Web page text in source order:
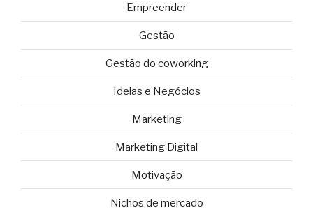
Empreender
Gestão
Gestão do coworking
Ideias e Negócios
Marketing
Marketing Digital
Motivação
Nichos de mercado